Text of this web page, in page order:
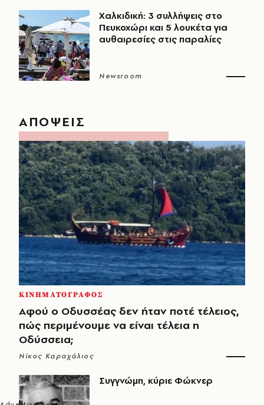
Χαλκιδική: 3 συλλήψεις στο
Πευκοχώρι και 5 λουκέτα για
αυθαιρεσίες στις παραλίες
Newsroom
ΑΠΟΨΕΙΣ
ΚΙΝΗΜΑΤΟΓΡΑΦΟΣ
Αφού ο Οδυσσέας δεν ήταν ποτέ τέλειος,
πώς περιμένουμε να είναι τέλεια η
Οδύσσεια;
Νίκος Καραχάλιος
Συγγνώμη, κύριε Φώκνερ